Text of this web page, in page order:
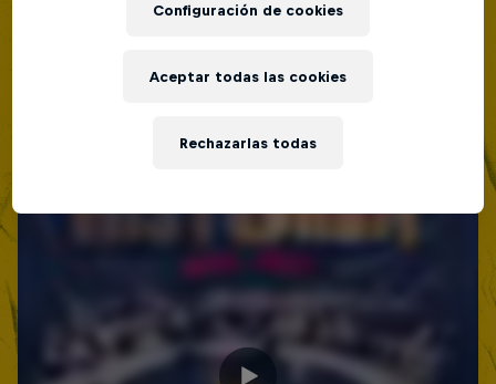
Configuración de cookies
Rechazarlas todas
Aceptar todas las cookies